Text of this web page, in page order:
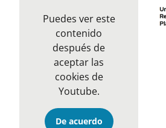
Puedes ver este
contenido
después de
aceptar las
cookies de
Youtube.
De acuerdo